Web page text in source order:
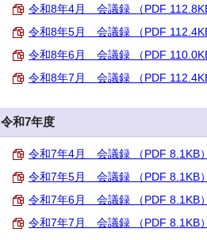
令和8年4月 会議録 （PDF
令和8年5月 会議録 （PDF
令和8年6月 会議録 （PDF
令和8年7月 会議録 （PDF
令和7年度
令和7年4月 会議録 （PDF 8.1KB）
令和7年5月 会議録 （PDF 8.1KB）
令和7年6月 会議録 （PDF 8.1KB）
令和7年7月 会議録 （PDF 8.1KB）